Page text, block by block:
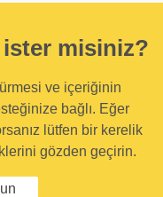
misiniz?
ve içeriğinin
bağlı. Eğer
lütfen bir kerelik
gözden geçirin.